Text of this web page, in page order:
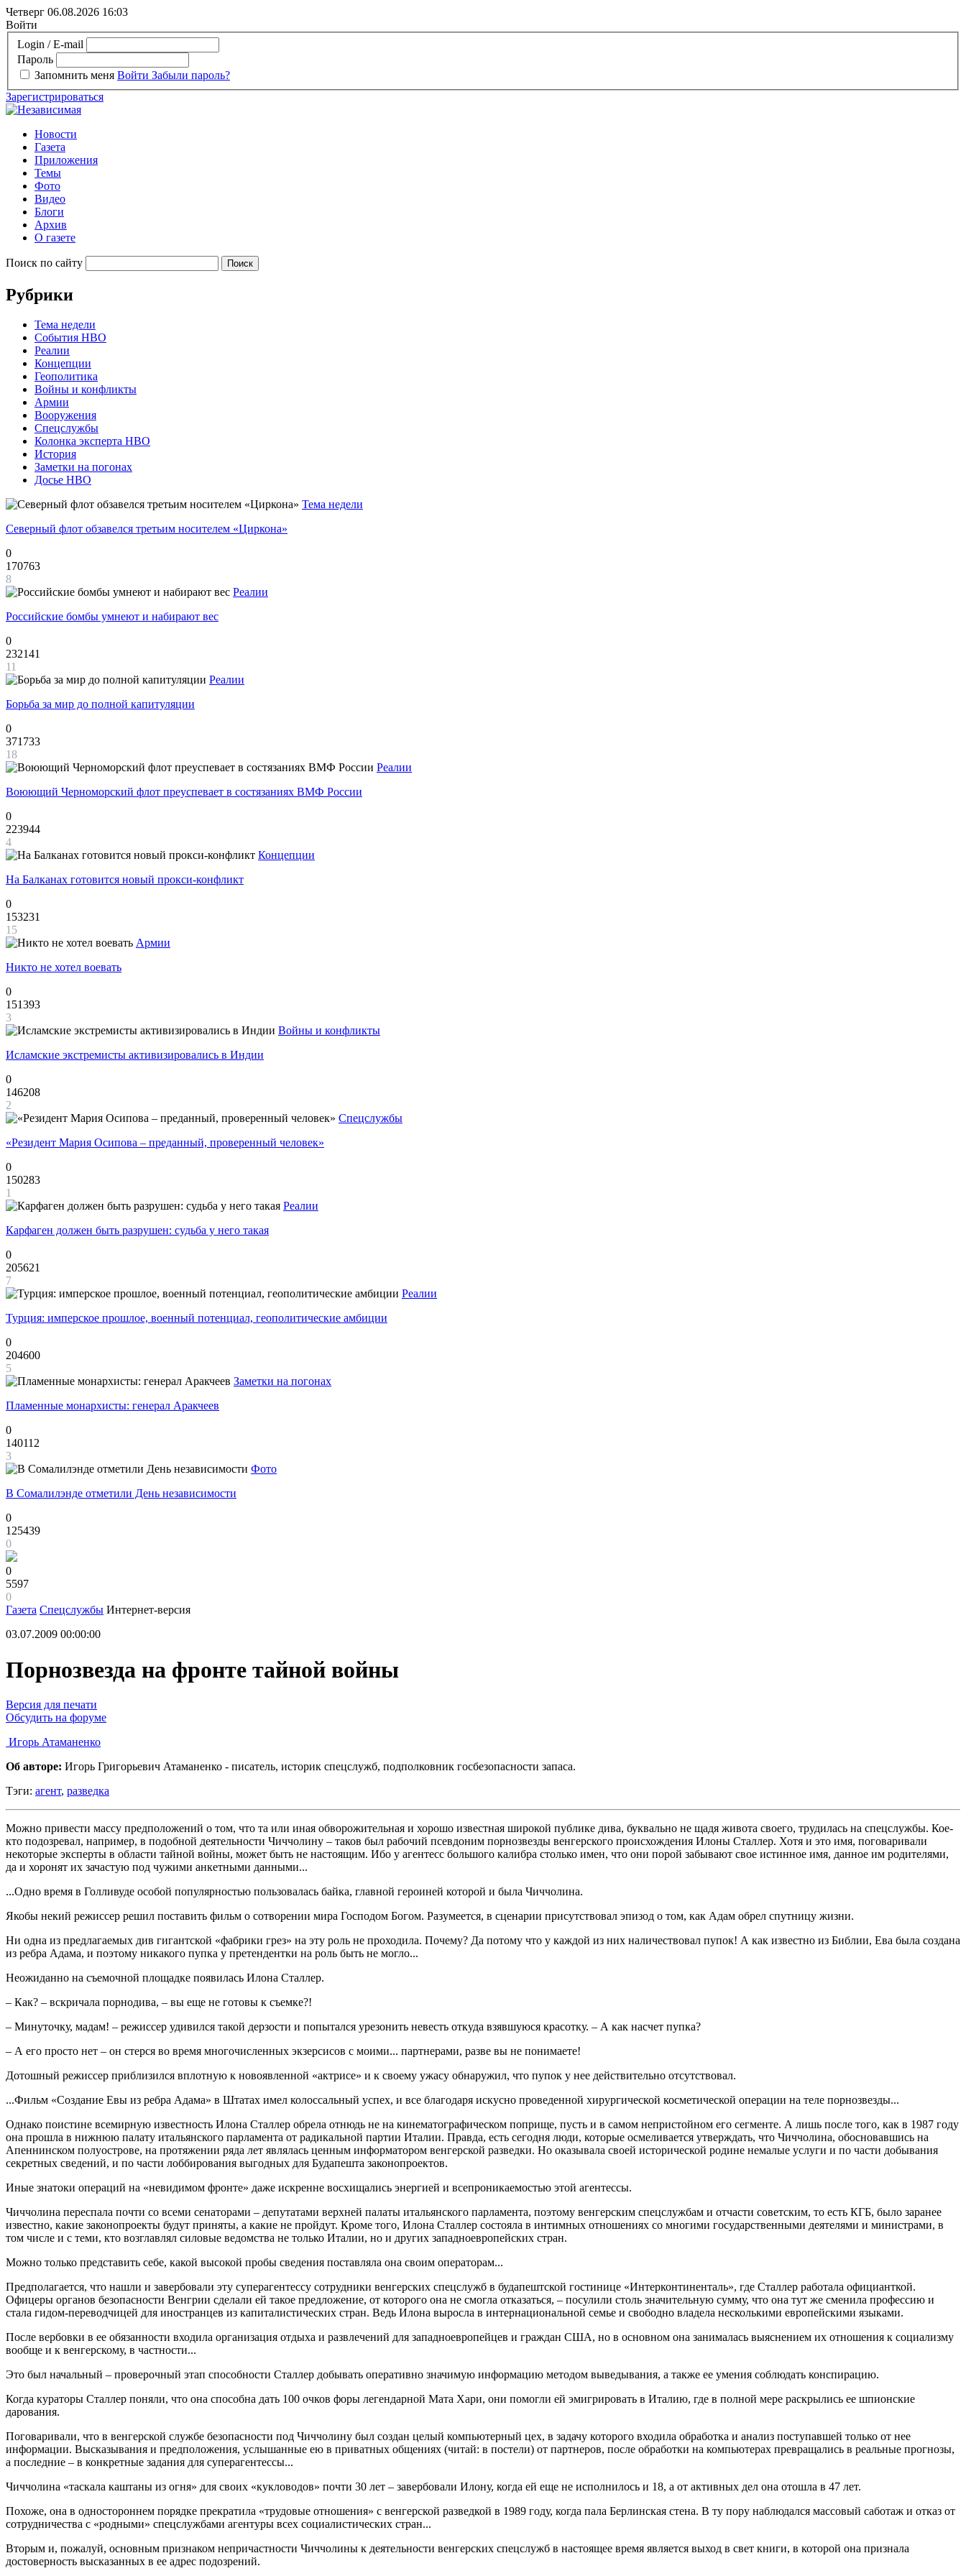
Четверг 06.08.2026 16:03
Войти
Login / E-mail
Пароль
Запомнить меня Войти Забыли пароль?
Зарегистрироваться
Новости
Газета
Приложения
Темы
Фото
Видео
Блоги
Архив
О газете
Поиск по сайту
Рубрики
Тема недели
События НВО
Реалии
Концепции
Геополитика
Войны и конфликты
Армии
Вооружения
Спецслужбы
Колонка эксперта НВО
История
Заметки на погонах
Досье НВО
Тема недели
Северный флот обзавелся третьим носителем «Циркона»
0
170763
8
Реалии
Российские бомбы умнеют и набирают вес
0
232141
11
Реалии
Борьба за мир до полной капитуляции
0
371733
18
Реалии
Воюющий Черноморский флот преуспевает в состязаниях ВМФ России
0
223944
4
Концепции
На Балканах готовится новый прокси-конфликт
0
153231
15
Армии
Никто не хотел воевать
0
151393
3
Войны и конфликты
Исламские экстремисты активизировались в Индии
0
146208
2
Спецслужбы
«Резидент Мария Осипова – преданный, проверенный человек»
0
150283
1
Реалии
Карфаген должен быть разрушен: судьба у него такая
0
205621
7
Реалии
Турция: имперское прошлое, военный потенциал, геополитические амбиции
0
204600
5
Заметки на погонах
Пламенные монархисты: генерал Аракчеев
0
140112
3
Фото
В Сомалилэнде отметили День независимости
0
125439
0
0
5597
0
Газета Спецслужбы Интернет-версия
03.07.2009 00:00:00
Порнозвезда на фронте тайной войны
Версия для печати
Обсудить на форуме
Игорь Атаманенко
Об авторе: Игорь Григорьевич Атаманенко - писатель, историк спецслужб, подполковник госбезопасности запаса.
Тэги: агент, разведка
Можно привести массу предположений о том, что та или иная обворожительная и хорошо известная широкой публике дива, буквально не щадя живота своего, трудилась на спецслужбы. Кое-
кто подозревал, например, в подобной деятельности Чиччолину – таков был рабочий псевдоним порнозвезды венгерского происхождения Илоны Сталлер. Хотя и это имя, поговаривали
некоторые эксперты в области тайной войны, может быть не настоящим. Ибо у агентесс большого калибра столько имен, что они порой забывают свое истинное имя, данное им родителями,
да и хоронят их зачастую под чужими анкетными данными...
...Одно время в Голливуде особой популярностью пользовалась байка, главной героиней которой и была Чиччолина.
Якобы некий режиссер решил поставить фильм о сотворении мира Господом Богом. Разумеется, в сценарии присутствовал эпизод о том, как Адам обрел спутницу жизни.
Ни одна из предлагаемых див гигантской «фабрики грез» на эту роль не проходила. Почему? Да потому что у каждой из них наличествовал пупок! А как известно из Библии, Ева была создана
из ребра Адама, и поэтому никакого пупка у претендентки на роль быть не могло...
Неожиданно на съемочной площадке появилась Илона Сталлер.
– Как? – вскричала порнодива, – вы еще не готовы к съемке?!
– Минуточку, мадам! – режиссер удивился такой дерзости и попытался урезонить невесть откуда взявшуюся красотку. – А как насчет пупка?
– А его просто нет – он стерся во время многочисленных экзерсисов с моими... партнерами, разве вы не понимаете!
Дотошный режиссер приблизился вплотную к новоявленной «актрисе» и к своему ужасу обнаружил, что пупок у нее действительно отсутствовал.
...Фильм «Создание Евы из ребра Адама» в Штатах имел колоссальный успех, и все благодаря искусно проведенной хирургической косметической операции на теле порнозвезды...
Однако поистине всемирную известность Илона Сталлер обрела отнюдь не на кинематографическом поприще, пусть и в самом непристойном его сегменте. А лишь после того, как в 1987 году
она прошла в нижнюю палату итальянского парламента от радикальной партии Италии. Правда, есть сегодня люди, которые осмеливается утверждать, что Чиччолина, обосновавшись на
Апеннинском полуострове, на протяжении ряда лет являлась ценным информатором венгерской разведки. Но оказывала своей исторической родине немалые услуги и по части добывания
секретных сведений, и по части лоббирования выгодных для Будапешта законопроектов.
Иные знатоки операций на «невидимом фронте» даже искренне восхищались энергией и всепроникаемостью этой агентессы.
Чиччолина переспала почти со всеми сенаторами – депутатами верхней палаты итальянского парламента, поэтому венгерским спецслужбам и отчасти советским, то есть КГБ, было заранее
известно, какие законопроекты будут приняты, а какие не пройдут. Кроме того, Илона Сталлер состояла в интимных отношениях со многими государственными деятелями и министрами, в
том числе и с теми, кто возглавлял силовые ведомства не только Италии, но и других западноевропейских стран.
Можно только представить себе, какой высокой пробы сведения поставляла она своим операторам...
Предполагается, что нашли и завербовали эту суперагентессу сотрудники венгерских спецслужб в будапештской гостинице «Интерконтиненталь», где Сталлер работала официанткой.
Офицеры органов безопасности Венгрии сделали ей такое предложение, от которого она не смогла отказаться, – посулили столь значительную сумму, что она тут же сменила профессию и
стала гидом-переводчицей для иностранцев из капиталистических стран. Ведь Илона выросла в интернациональной семье и свободно владела несколькими европейскими языками.
После вербовки в ее обязанности входила организация отдыха и развлечений для западноевропейцев и граждан США, но в основном она занималась выяснением их отношения к социализму
вообще и к венгерскому, в частности...
Это был начальный – проверочный этап способности Сталлер добывать оперативно значимую информацию методом выведывания, а также ее умения соблюдать конспирацию.
Когда кураторы Сталлер поняли, что она способна дать 100 очков форы легендарной Мата Хари, они помогли ей эмигрировать в Италию, где в полной мере раскрылись ее шпионские
дарования.
Поговаривали, что в венгерской службе безопасности под Чиччолину был создан целый компьютерный цех, в задачу которого входила обработка и анализ поступавшей только от нее
информации. Высказывания и предположения, услышанные ею в приватных общениях (читай: в постели) от партнеров, после обработки на компьютерах превращались в реальные прогнозы,
а последние – в конкретные задания для суперагентессы...
Чиччолина «таскала каштаны из огня» для своих «кукловодов» почти 30 лет – завербовали Илону, когда ей еще не исполнилось и 18, а от активных дел она отошла в 47 лет.
Похоже, она в одностороннем порядке прекратила «трудовые отношения» с венгерской разведкой в 1989 году, когда пала Берлинская стена. В ту пору наблюдался массовый саботаж и отказ от
сотрудничества с «родными» спецслужбами агентуры всех социалистических стран...
Вторым и, пожалуй, основным признаком непричастности Чиччолины к деятельности венгерских спецслужб в настоящее время является выход в свет книги, в которой она признала
достоверность высказанных в ее адрес подозрений.